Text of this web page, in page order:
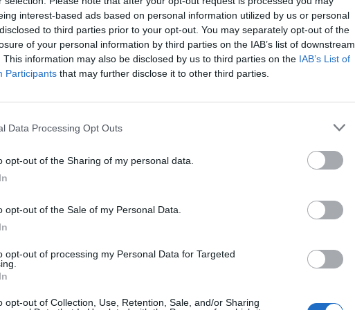
interest-based ads based on personal information utilized by us or personal
to third parties prior to your opt-out. You may separately opt-out of the
of your personal information by third parties on the IAB’s list of downstream
This information may also be disclosed by us to third parties on the IAB’s List of
Participants that may further disclose it to other third parties.
Data Processing Opt Outs
opt-out of the Sharing of my personal data.
opt-out of the Sale of my Personal Data.
opt-out of processing my Personal Data for Targeted
opt-out of Collection, Use, Retention, Sale, and/or Sharing
- Calciomercato
insiste per
Perugia, mancano solo
Foggia, ufficiale
prestito di
Foggia, ufficiale l'arrivo
portiere rossonero
sempre più
l'ex Padova ha
di Norcia
Ravenna,
UFFICIALE
Treviso, ufficiale